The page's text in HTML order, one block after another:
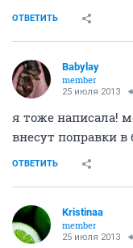
ОТВЕТИТЬ
Babylay
member
25 июля 2013
я тоже написала!
внесут поправки
ОТВЕТИТЬ
Kristinaa
member
25 июля 2013